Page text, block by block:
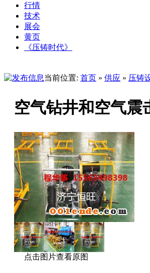
行情
技术
展会
黄页
《压铸时代》
当前位置: 首页 » 供应 » 压铸
空气钻井和空气震
点击图片查看原图